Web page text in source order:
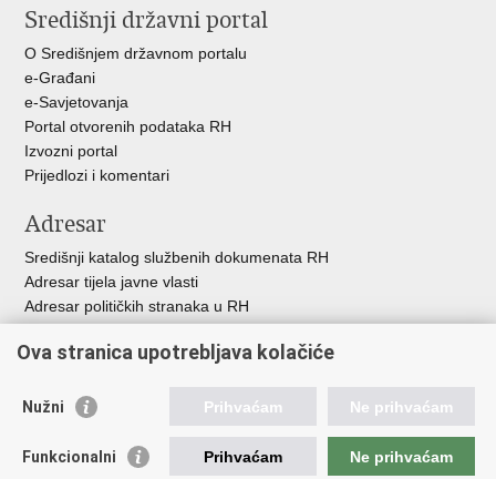
Središnji državni portal
O Središnjem državnom portalu
e-Građani
e-Savjetovanja
Portal otvorenih podataka RH
Izvozni portal
Prijedlozi i komentari
Adresar
Središnji katalog službenih dokumenata RH
Adresar tijela javne vlasti
Adresar političkih stranaka u RH
Besplatni telefoni javne uprave
Važne poveznice
Vlada Republike Hrvatske
Ova stranica upotrebljava kolačiće
Nužni Prihvaćam Ne prihvaćam
Funkcionalni Prihvaćam Ne prihvaćam